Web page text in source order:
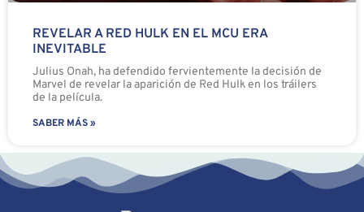
REVELAR A RED HULK EN EL MCU ERA
INEVITABLE
Julius Onah, ha defendido fervientemente la decisión de
Marvel de revelar la aparición de Red Hulk en los tráilers
de la película.
SABER MÁS »